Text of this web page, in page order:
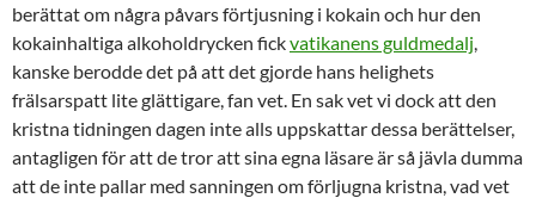
berättat om några påvars förtjusning i kokain och hur den
kokainhaltiga alkoholdrycken fickvatikanens guldmedalj,
kanske berodde det på att det gjorde hans helighets
frälsarspatt lite glättigare, fan vet. En sak vet vi dock att den
kristna tidningen dagen inte alls uppskattar dessa berättelser,
antagligen för att de tror att sina egna läsare är så jävla dumma
att de inte pallar med sanningen om förljugna kristna, vad vet